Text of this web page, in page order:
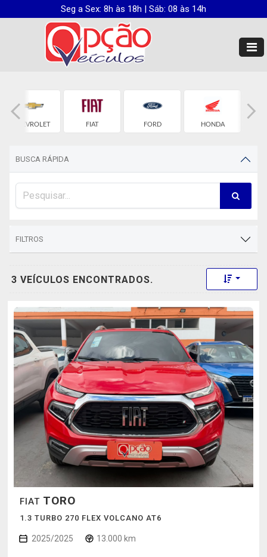
Seg a Sex: 8h às 18h | Sáb: 08 às 14h
CHEVROLET FIAT FORD HONDA
BUSCA RÁPIDA
FILTROS
3 VEÍCULOS ENCONTRADOS. Toggle
FIAT TORO
1.3 TURBO 270 FLEX VOLCANO AT6
2025/2025 13.000 km